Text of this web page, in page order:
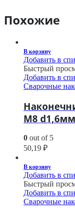
Похожие
В корзину
Добавить в
Быстрый
Добавить в
Сварочные
М8 d1,6мм
0 out of 5
50,19 ₽
В корзину
Добавить в
Быстрый
Добавить в
Сварочные